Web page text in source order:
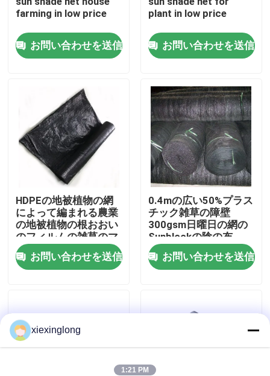
わたしたち に つい て
工場 ツアー
品質管理
連絡 ください
事件
farming in low price
お問い合わせを送信
plant in low price
お問い合わせを送信
HDPEの地被植物の網
によって編まれる農業
の地被植物の根おおい
のフィルムの雑草のマ
ット1 -スクエア1
お問い合わせを送信
0.4mの広い50%プラス
チック雑草の障壁
300gsm日曜日の網の
Sunblockの陰の布
お問い合わせを送信
xiexinglong
1:21 PM